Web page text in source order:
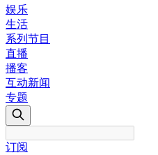
娱乐
生活
系列节目
直播
播客
互动新闻
专题
订阅